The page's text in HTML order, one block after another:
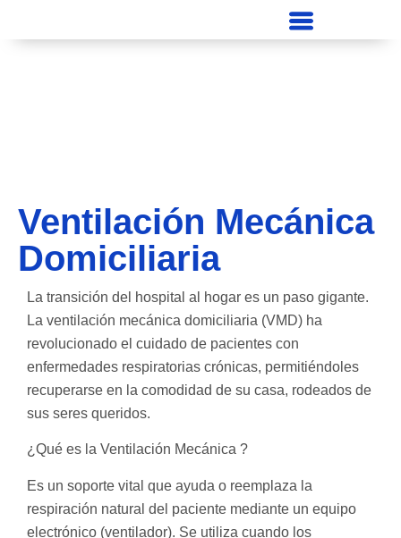
Ventilación Mecánica
Domiciliaria
La transición del hospital al hogar es un paso gigante.
La ventilación mecánica domiciliaria (VMD) ha
revolucionado el cuidado de pacientes con
enfermedades respiratorias crónicas, permitiéndoles
recuperarse en la comodidad de su casa, rodeados de
sus seres queridos.
¿Qué es la Ventilación Mecánica ?
Es un soporte vital que ayuda o reemplaza la
respiración natural del paciente mediante un equipo
electrónico (ventilador). Se utiliza cuando los